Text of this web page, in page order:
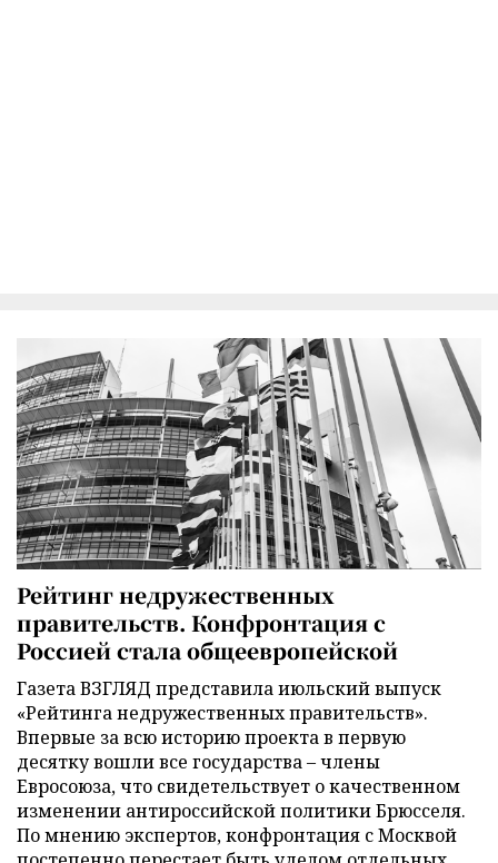
Рейтинг недружественных
правительств. Конфронтация с
Россией стала общеевропейской
Газета ВЗГЛЯД представила июльский выпуск
«Рейтинга недружественных правительств».
Впервые за всю историю проекта в первую
десятку вошли все государства – члены
Евросоюза, что свидетельствует о качественном
изменении антироссийской политики Брюсселя.
По мнению экспертов, конфронтация с Москвой